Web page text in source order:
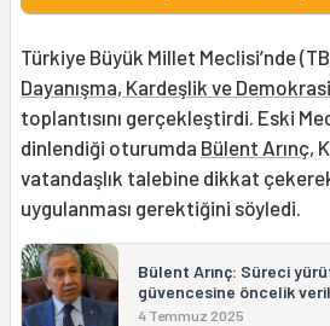
Türkiye Büyük Millet Meclisi’nde
Dayanışma, Kardeşlik ve
toplantısını gerçekleştirdi. Eski
dinlendiği oturumda Bülent Arınç,
vatandaşlık talebine dikkat çekerek
uygulanması gerektiğini söyledi.
Bülent Arınç: Süreci
güvencesine öncelik
4 Temmuz 2025